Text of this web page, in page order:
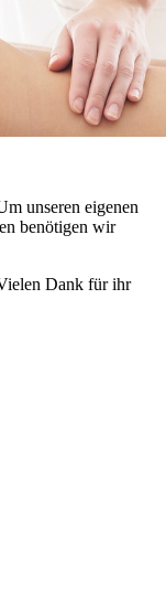
unseren eigenen
benötigen wir
Dank für ihr